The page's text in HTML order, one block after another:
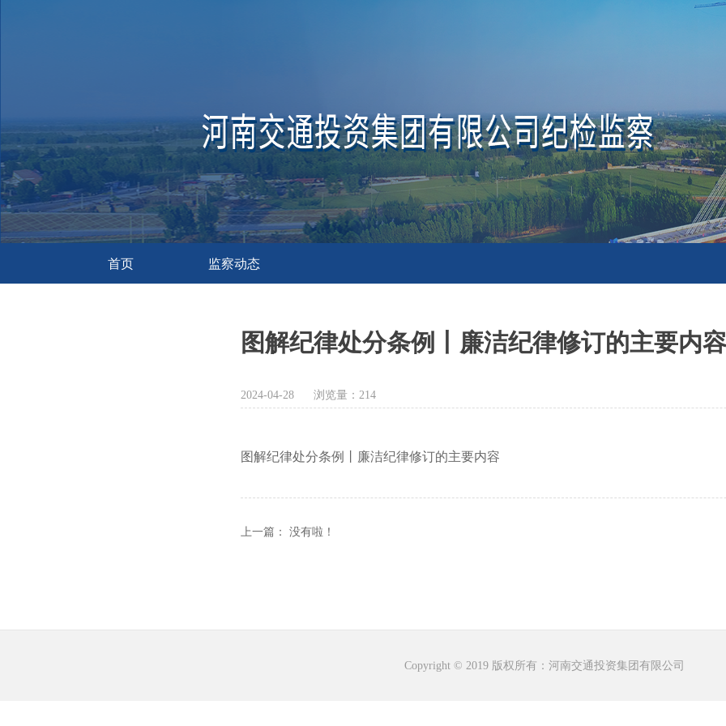
首页 监察动态
图解纪律处分条例丨廉洁纪律修订的主要内容
2024-04-28 浏览量： 214
图解纪律处分条例丨廉洁纪律修订的主要内容
上一篇： 没有啦！
Copyright © 2019 版权所有：河南交通投资集团有限公司